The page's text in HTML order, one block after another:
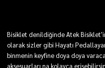
Bisiklet denildiğinde Atek
olarak sizler gibi Hayatı
binmenin keyfine doya doya
aksesuarları na kolayca